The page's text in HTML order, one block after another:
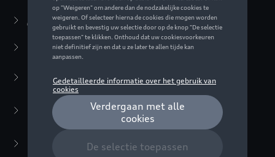
Active Collectie(30)
Kleding(11)
Mannen(8)
Jassen (3)
T-shirts/polos(2)